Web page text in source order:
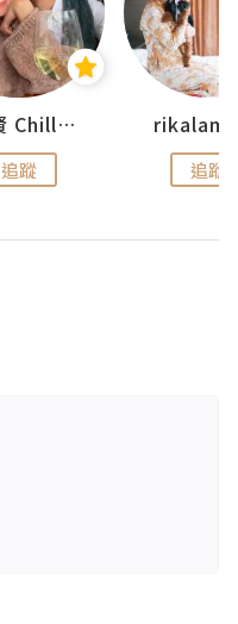
思思賢 ChillMyBabe
追蹤 追蹤